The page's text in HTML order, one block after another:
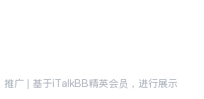
推广 | 基于iTalkBB精英会员，进行展示